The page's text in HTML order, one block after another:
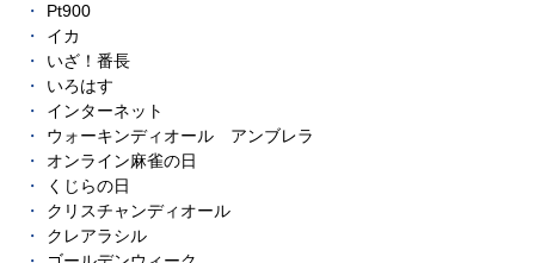
Pt900
イカ
いざ！番長
いろはす
インターネット
ウォーキンディオール アンブレラ
オンライン麻雀の日
くじらの日
クリスチャンディオール
クレアラシル